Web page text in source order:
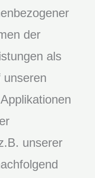
der
als
unseren
unserer